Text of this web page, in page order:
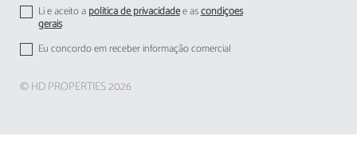
Li e aceito apolitica de privacidadee ascondições
gerais
Eu concordo em receber informação comercial
© HD PROPERTIES 2026